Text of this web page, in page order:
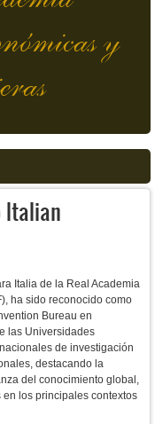
y
Italian
Italia de la Real Academia
ha sido reconocido como
Bureau en
las Universidades
de investigación
destacando la
del conocimiento global,
los principales contextos